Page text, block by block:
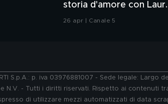
storia d'amore con
Chiatti"
26 apr | Canale 5
S.p.A.: p. iva 03976881007 - Sede legale:
N.V. - Tutti i diritti riservati. Rispetto ai
di utilizzare mezzi automatizzati di data